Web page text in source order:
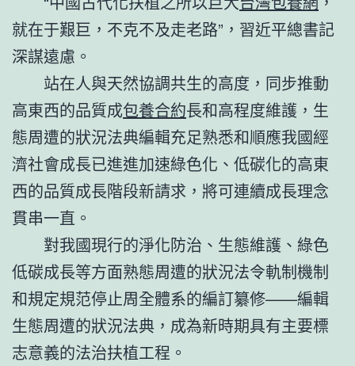
就在于艱巨，不克不及走老路”，習近平總書記
深謀遠慮。
站在人與天然協調共生的高度，同步推動
高東西的品質成包養合約長和高程度維護，生
態周遭的狀況法典編輯充足熟悉和順應我國經
濟社會成長已進進加速綠色化、低碳化的高東
西的品質成長階段新請求，將可連續成長理念
貫串一直。
對我國現行的淨化防治、生態維護、綠色
低碳成長等方面熟態周遭的狀況法令軌制機制
和規定規范停止周全體系的編訂纂修——編輯
生態周遭的狀況法典，成為新時期具有主要標
志意義的法治扶植工程。